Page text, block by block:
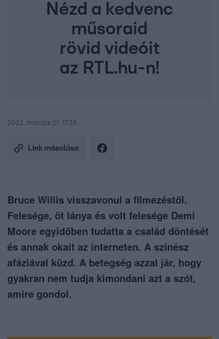
Nézd a kedvenc
műsoraid
rövid videóit
az RTL.hu-n!
2022. március 31. 17:35
Link másolása
Bruce Willis visszavonul a filmezéstől.
Felesége, öt lánya és volt felesége Demi
Moore egyidőben tudatta a család döntését
és annak okait az interneten. A színész
afáziával küzd. A betegség azzal jár, hogy
gyakran nem tudja kimondani azt a szót,
amire gondol.